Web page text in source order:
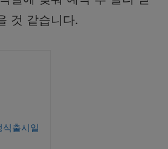
것 같습니다.
출시일